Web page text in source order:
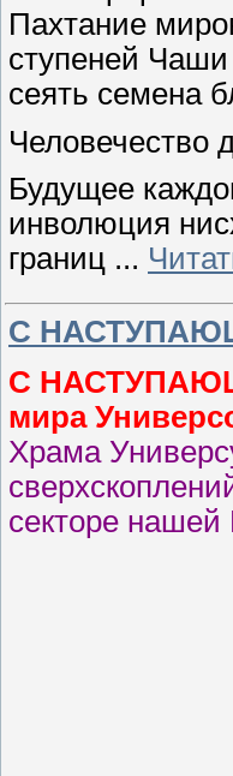
Пахтание
ступеней
сеять семена
Человечество
Будущее
инволюция
границ ...
С
С
мира
Храма
секторе